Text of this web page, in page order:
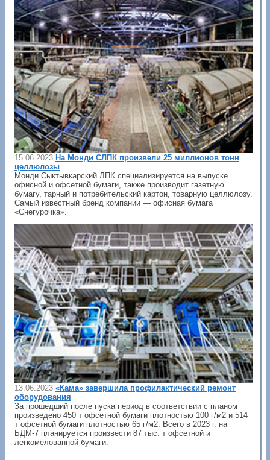
15.06.2023 На Монди СЛПК произвели 25 миллионов тонн
целлюлозы
Монди Сыктывкарский ЛПК специализируется на выпуске
офисной и офсетной бумаги, также производит газетную
бумагу, тарный и потребительский картон, товарную целлюлозу.
Самый известный бренд компании — офисная бумага
«Снегурочка».
13.06.2023 «Кама» завершила профилактический ремонт
оборудования
За прошедший после пуска период в соответствии с планом
произведено 450 т офсетной бумаги плотностью 100 г/м2 и 514
т офсетной бумаги плотностью 65 г/м2. Всего в 2023 г. на
БДМ-7 планируется произвести 87 тыс. т офсетной и
легкомелованной бумаги.